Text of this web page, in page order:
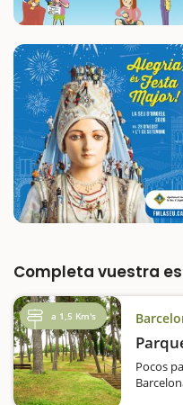
Completa vuestra
a 1,5 Km's
Pocos